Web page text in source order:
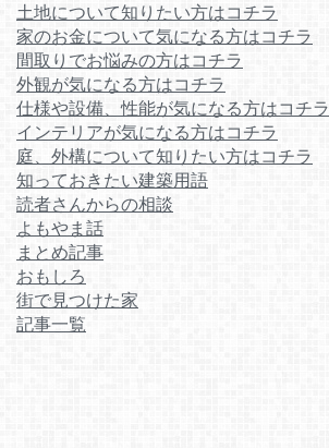
土地について知りたい方はコチラ
家のお金について気になる方はコチラ
間取りでお悩みの方はコチラ
外観が気になる方はコチラ
仕様や設備、性能が気になる方はコチラ
インテリアが気になる方はコチラ
庭、外構について知りたい方はコチラ
知っておきたい建築用語
読者さんからの相談
よもやま話
まとめ記事
おもしろ
街で見つけた家
記事一覧